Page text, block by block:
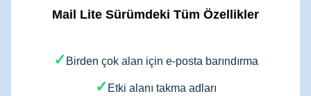
Mail Lite Sürümdeki Tüm Özellikler
✓ Birden çok alan için e-posta barındırma
✓ Etki alanı takma adları